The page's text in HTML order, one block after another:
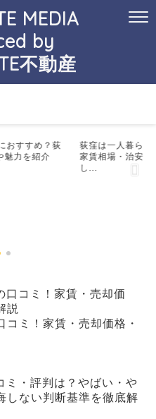
MEDIA
by
不動産
おすすめ？荻
魅力を紹介
不動産購入
荻窪は一人暮らし
家賃相場・治安・
し...
ミ！家賃・売却価格・